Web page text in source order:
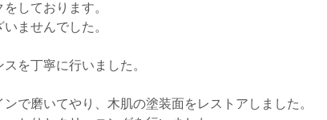
しております。
ませんでした。
を丁寧に行いました。
で磨いてやり、木肌の塗装面をレストアしました。